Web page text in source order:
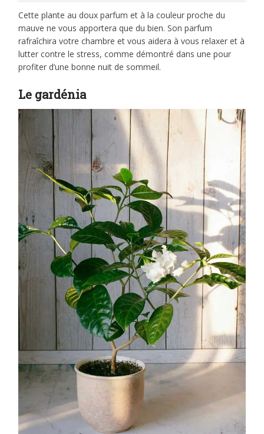
Cette plante au doux parfum et à la couleur proche du
mauve ne vous apportera que du bien. Son parfum
rafraîchira votre chambre et vous aidera à vous relaxer et à
lutter contre le stress, comme démontré dans une pour
profiter d’une bonne nuit de sommeil.
Le gardénia